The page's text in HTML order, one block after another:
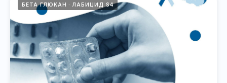
БЕТА ГЛЮКАН ЛАБИЦИД S4